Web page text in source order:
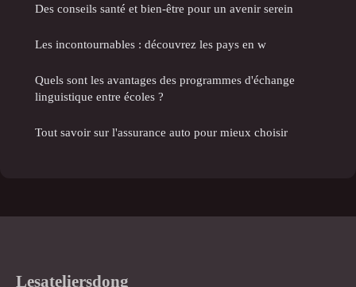
Des conseils santé et bien-être pour un avenir serein
Les incontournables : découvrez les pays en w
Quels sont les avantages des programmes d'échange
linguistique entre écoles ?
Tout savoir sur l'assurance auto pour mieux choisir
Lesateliersdong